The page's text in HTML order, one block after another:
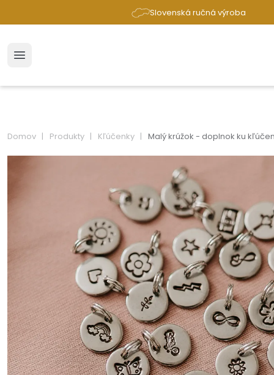
Slovenská ručná výroba
Domov Produkty Kľúčenky Malý krúžok - doplnok ku